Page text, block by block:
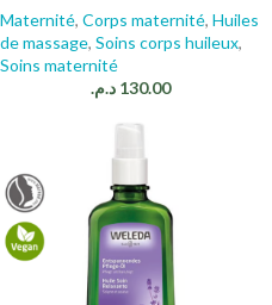
Maternité, Corps maternité, Huiles
de massage, Soins corps huileux,
Soins maternité
130.00 د.م.